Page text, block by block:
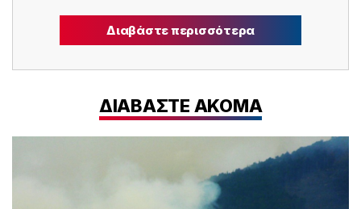
Διαβάστε περισσότερα
ΔΙΑΒΑΣΤΕ ΑΚΟΜΑ